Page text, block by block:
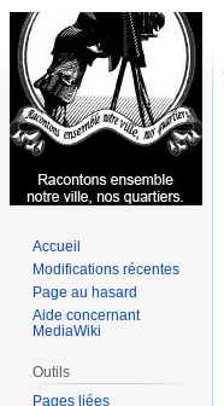
Accueil
Modifications récentes
Page au hasard
Aide concernant
MediaWiki
Outils
Pages liées